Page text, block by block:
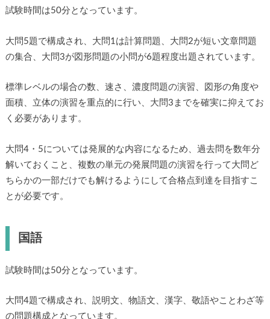
試験時間は50分となっています。
大問5題で構成され、大問1は計算問題、大問2が短い文章問題
の集合、大問3が図形問題の小問が6題程度出題されています。
標準レベルの場合の数、速さ、濃度問題の演習、図形の角度や
面積、立体の演習を重点的に行い、大問3までを確実に抑えてお
く必要があります。
大問4・5については発展的な内容になるため、過去問を数年分
解いておくこと、複数の単元の発展問題の演習を行って大問ど
ちらかの一部だけでも解けるようにして合格点到達を目指すこ
とが必要です。
国語
試験時間は50分となっています。
大問4題で構成され、説明文、物語文、漢字、敬語やことわざ等
の問題構成となっています。